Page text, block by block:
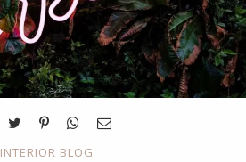
INTERIOR BLOG